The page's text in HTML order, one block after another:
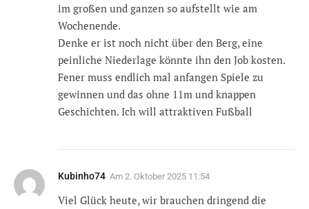
im großen und ganzen so aufstellt wie am
Wochenende.
Denke er ist noch nicht über den Berg, eine
peinliche Niederlage könnte ihn den Job kosten.
Fener muss endlich mal anfangen Spiele zu
gewinnen und das ohne 11m und knappen
Geschichten. Ich will attraktiven Fußball
Kubinho74 Am 2. Oktober 2025 11:54
Viel Glück heute, wir brauchen dringend die